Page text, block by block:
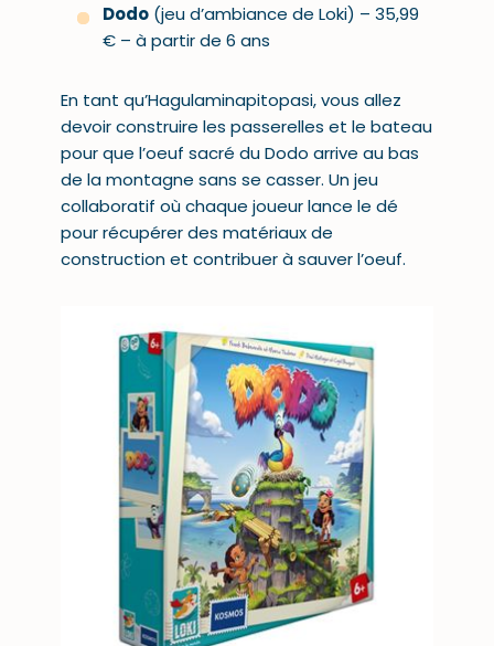
Dodo(jeu d’ambiance de Loki) – 35,99
€ – à partir de 6 ans
En tant qu’Hagulaminapitopasi, vous allez
devoir construire les passerelles et le bateau
pour que l’oeuf sacré du Dodo arrive au bas
de la montagne sans se casser. Un jeu
collaboratif où chaque joueur lance le dé
pour récupérer des matériaux de
construction et contribuer à sauver l’oeuf.